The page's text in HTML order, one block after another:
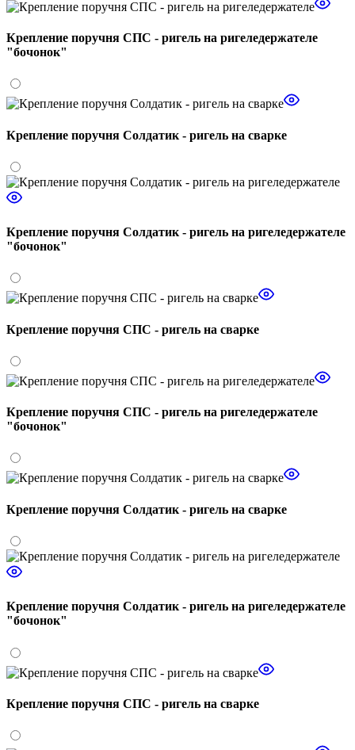
Крепление поручня СПС - ригель на ригеледержателе
"бочонок"
Крепление поручня Солдатик - ригель на сварке
Крепление поручня Солдатик - ригель на ригеледержателе
"бочонок"
Крепление поручня СПС - ригель на сварке
Крепление поручня СПС - ригель на ригеледержателе
"бочонок"
Крепление поручня Солдатик - ригель на сварке
Крепление поручня Солдатик - ригель на ригеледержателе
"бочонок"
Крепление поручня СПС - ригель на сварке